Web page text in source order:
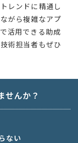
レンドに精通し
がら複雑なアプ
活用できる助成
術担当者もぜひ
せんか？
ない